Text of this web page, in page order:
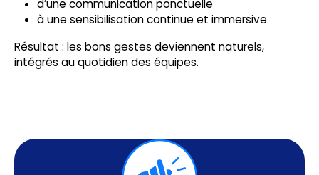
d’une communication ponctuelle
à une sensibilisation continue et immersive
Résultat : les bons gestes deviennent naturels,
intégrés au quotidien des équipes.